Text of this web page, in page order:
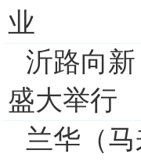
业
沂路向
盛大举行
兰华（